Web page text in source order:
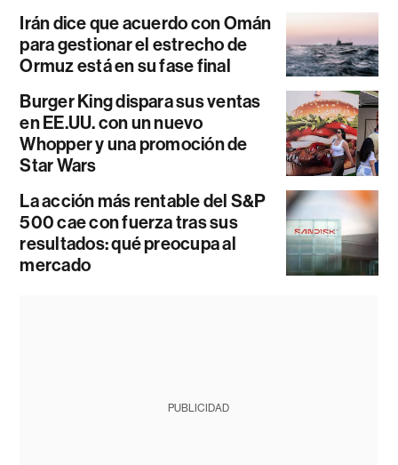
Irán dice que acuerdo con Omán
para gestionar el estrecho de
Ormuz está en su fase final
Burger King dispara sus ventas
en EE.UU. con un nuevo
Whopper y una promoción de
Star Wars
La acción más rentable del S&P
500 cae con fuerza tras sus
resultados: qué preocupa al
mercado
PUBLICIDAD